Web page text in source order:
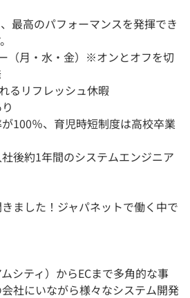
最高のパフォーマンスを発揮でき
（月・水・金）※オンとオフを切
るリフレッシュ休暇
100％、育児時短制度は高校卒業
後約1年間のシステムエンジニア
ました！ジャパネットで働く中で
シティ）からECまで多角的な事
社にいながら様々なシステム開発